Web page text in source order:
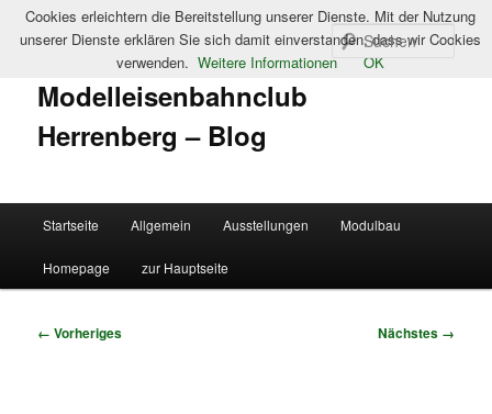
Modelleisenbahnclub
Herrenberg – Blog
Zum
primären
Startseite Allgemein Ausstellungen Modulbau
Homepage zur Hauptseite
Bilder-
← Vorheriges Nächstes →
Cookies erleichtern die Bereitstellung unserer Dienste. Mit der Nutzung
unserer Dienste erklären Sie sich damit einverstanden, dass wir Cookies
verwenden. Weitere Informationen OK